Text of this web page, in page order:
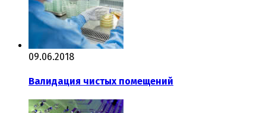
09.06.2018
Валидация чистых помещений